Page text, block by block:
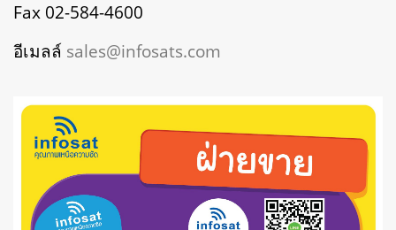
Fax 02-584-4600
อีเมลล์ sales@infosats.com